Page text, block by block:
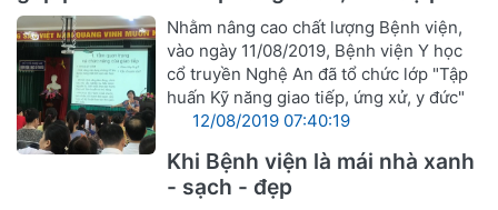
vụ cán bộ ngành Y hướng tới sự hài lòng
người bệnh"
Nhằm nâng cao chất lượng Bệnh viện,
vào ngày 11/08/2019, Bệnh viện Y học
cổ truyền Nghệ An đã tổ chức lớp "Tập
huấn Kỹ năng giao tiếp, ứng xử, y đức"
12/08/2019 07:40:19
Khi Bệnh viện là mái nhà xanh
- sạch - đẹp